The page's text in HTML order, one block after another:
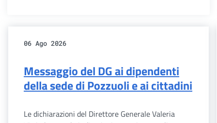
06 Ago 2026
Messaggio del DG ai dipendenti
della sede di Pozzuoli e ai cittadini
Le dichiarazioni del Direttore Generale Valeria